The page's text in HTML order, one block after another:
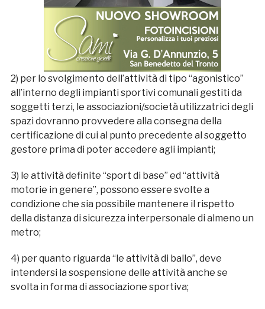
2) per lo svolgimento dell’attività di tipo “agonistico”
all’interno degli impianti sportivi comunali gestiti da
soggetti terzi, le associazioni/società utilizzatrici degli
spazi dovranno provvedere alla consegna della
certificazione di cui al punto precedente al soggetto
gestore prima di poter accedere agli impianti;
3) le attività definite “sport di base” ed “attività
motorie in genere”, possono essere svolte a
condizione che sia possibile mantenere il rispetto
della distanza di sicurezza interpersonale di almeno un
metro;
4) per quanto riguarda “le attività di ballo”, deve
intendersi la sospensione delle attività anche se
svolta in forma di associazione sportiva;